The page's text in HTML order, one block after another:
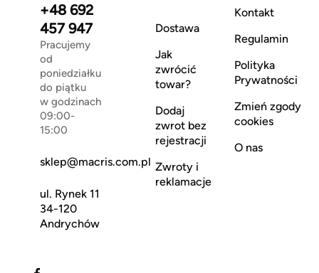
+48 692
457 947
Pracujemy
od
poniedziałku
do piątku
w godzinach
09:00-
15:00
sklep@macris.com.pl
ul. Rynek 11
34-120
Andrychów
Dostawa
Jak
zwrócić
towar?
Dodaj
zwrot bez
rejestracji
Zwroty i
reklamacje
Kontakt
Regulamin
Polityka
Prywatności
Zmień zgody
cookies
O nas